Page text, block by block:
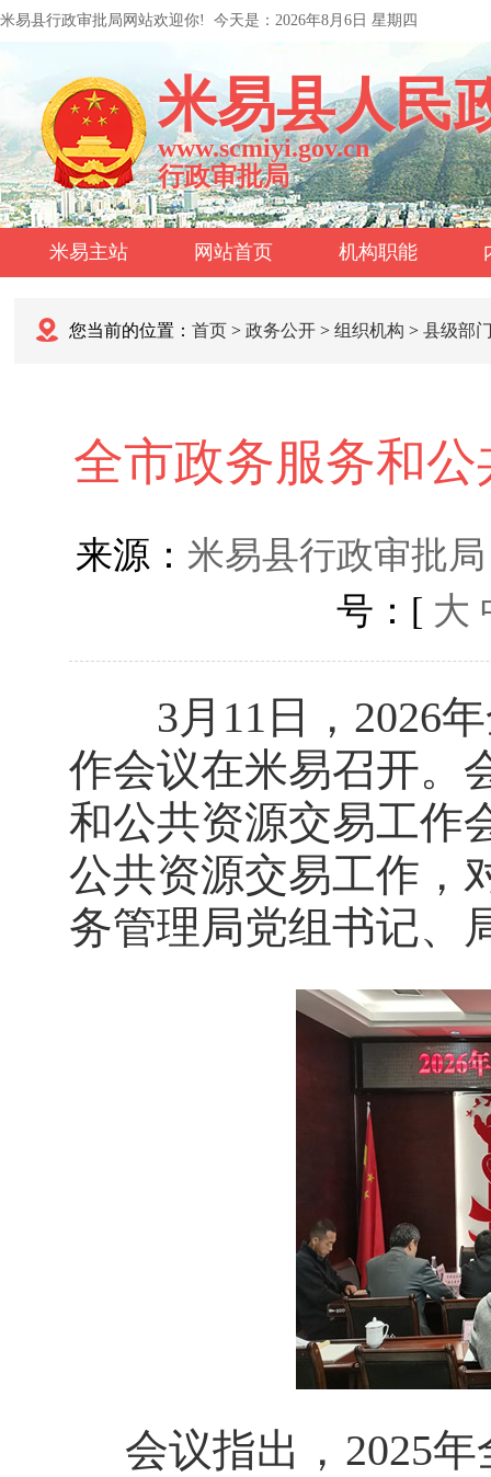
米易县行政审批局网站欢迎你! 今天是： 2026年8月6日 星期四
米易县人民
www.scmiyi.gov.cn
行政审批局
米易主站 网站首页 机构职能
您当前的位置： 首页 > 政务公开 > 组织机构 > 县级部
全市政务服务和
来源： 米易县行政审批局
号：[ 大
3月11日，2026年
作会议在米易召开。
和公共资源交易工作
公共资源交易工作，
务管理局党组书记、
会议指出，2025年